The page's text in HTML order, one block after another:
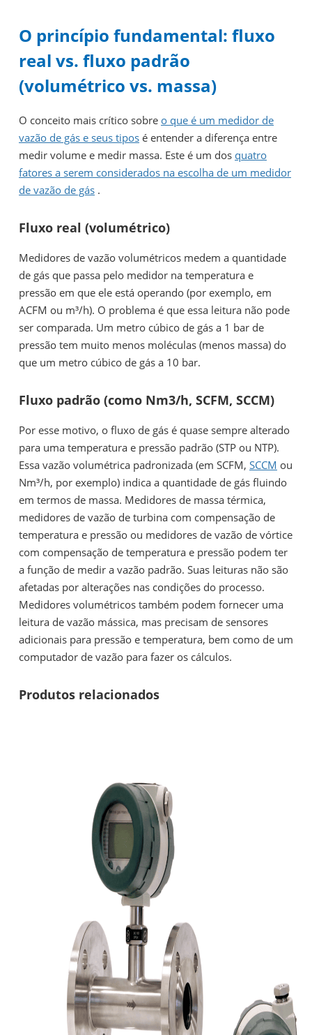
O princípio fundamental: fluxo
real vs. fluxo padrão
(volumétrico vs. massa)
O conceito mais crítico sobre o que é um medidor de
vazão de gás e seus tipos é entender a diferença entre
medir volume e medir massa. Este é um dos quatro
fatores a serem considerados na escolha de um medidor
de vazão de gás .
Fluxo real (volumétrico)
Medidores de vazão volumétricos medem a quantidade
de gás que passa pelo medidor na temperatura e
pressão em que ele está operando (por exemplo, em
ACFM ou m³/h). O problema é que essa leitura não pode
ser comparada. Um metro cúbico de gás a 1 bar de
pressão tem muito menos moléculas (menos massa) do
que um metro cúbico de gás a 10 bar.
Fluxo padrão (como Nm3/h, SCFM, SCCM)
Por esse motivo, o fluxo de gás é quase sempre alterado
para uma temperatura e pressão padrão (STP ou NTP).
Essa vazão volumétrica padronizada (em SCFM, SCCM ou
Nm³/h, por exemplo) indica a quantidade de gás fluindo
em termos de massa. Medidores de massa térmica,
medidores de vazão de turbina com compensação de
temperatura e pressão ou medidores de vazão de vórtice
com compensação de temperatura e pressão podem ter
a função de medir a vazão padrão. Suas leituras não são
afetadas por alterações nas condições do processo.
Medidores volumétricos também podem fornecer uma
leitura de vazão mássica, mas precisam de sensores
adicionais para pressão e temperatura, bem como de um
computador de vazão para fazer os cálculos.
Produtos relacionados